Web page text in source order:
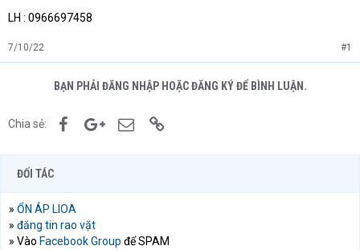
LH : 0966697458
7/10/22 #1
BẠN PHẢI ĐĂNG NHẬP HOẶC ĐĂNG KÝ ĐỂ BÌNH LUẬN.
Chia sẻ: FacebookGoogle+Email
ĐỐI TÁC
» ỔN ÁP LIOA
» đăng tin rao vặt
» Vào Facebook Group để SPAM